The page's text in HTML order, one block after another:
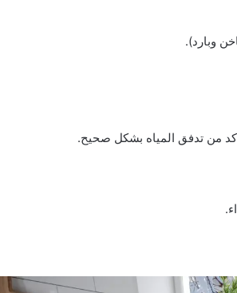
وبارد).
من تدفق المياه بشكل صحيح.